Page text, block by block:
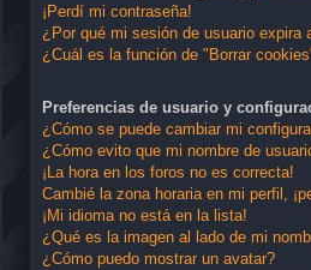
¡Perdí mi contraseña!
¿Por qué mi sesión de usuario expira
¿Cuál es la función de "Borrar
Preferencias de usuario y
¿Cómo se puede cambiar mi
¿Cómo evito que mi nombre de
¡La hora en los foros no es correcta!
Cambié la zona horaria en mi perfil,
¡Mi idioma no está en la lista!
¿Qué es la imagen al lado de mi
¿Cómo puedo mostrar un avatar?